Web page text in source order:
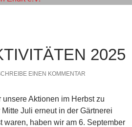
2025
EINEN KOMMENTAR
Aktionen im Herbst zu
Juli erneut in der Gärtnerei
waren, haben wir am 6. September